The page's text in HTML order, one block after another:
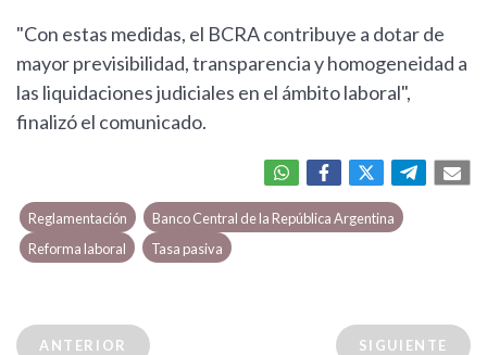
"Con estas medidas, el BCRA contribuye a dotar de
mayor previsibilidad, transparencia y homogeneidad a
las liquidaciones judiciales en el ámbito laboral",
finalizó el comunicado.
Reglamentación
Banco Central de la República Argentina
Reforma laboral
Tasa pasiva
ANTERIOR SIGUIENTE